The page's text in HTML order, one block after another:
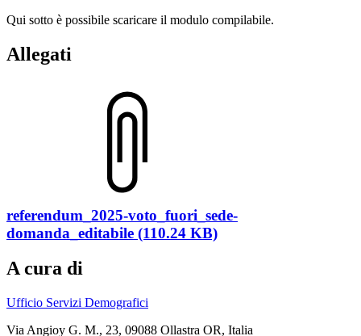
Qui sotto è possibile scaricare il modulo compilabile.
Allegati
referendum_2025-voto_fuori_sede-
domanda_editabile (110.24 KB)
A cura di
Ufficio Servizi Demografici
Via Angioy G. M., 23, 09088 Ollastra OR, Italia